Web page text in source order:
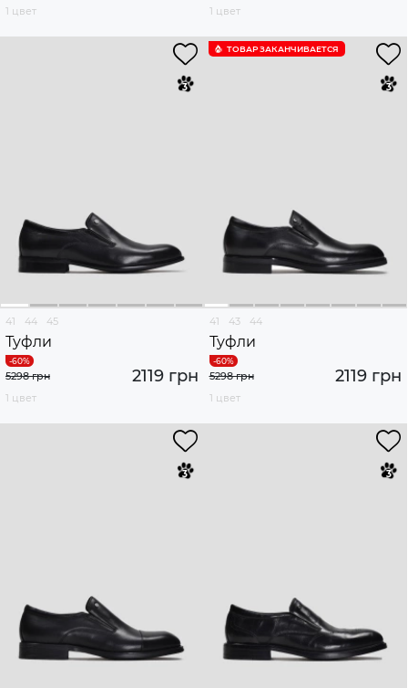
1 цвет
1 цвет
41 44 45
Туфли
2119 грн
5298 грн
1 цвет
ТОВАР ЗАКАНЧИВАЕТСЯ
41 43 44
Туфли
2119 грн
5298 грн
1 цвет